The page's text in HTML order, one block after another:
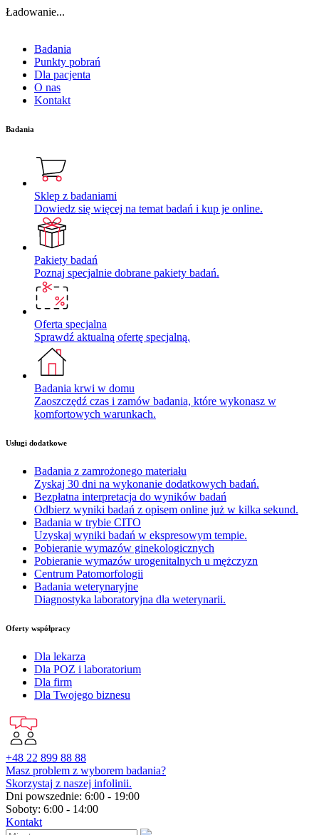
Ładowanie...
Badania
Punkty pobrań
Dla pacjenta
O nas
Kontakt
Badania
Sklep z badaniami
Dowiedz się więcej na temat badań i kup je online.
Pakiety badań
Poznaj specjalnie dobrane pakiety badań.
Oferta specjalna
Sprawdź aktualną ofertę specjalną.
Badania krwi w domu
Zaoszczędź czas i zamów badania, które wykonasz w
komfortowych warunkach.
Usługi dodatkowe
Badania z zamrożonego materiału
Zyskaj 30 dni na wykonanie dodatkowych badań.
Bezpłatna interpretacja do wyników badań
Odbierz wyniki badań z opisem online już w kilka sekund.
Badania w trybie CITO
Uzyskaj wyniki badań w ekspresowym tempie.
Pobieranie wymazów ginekologicznych
Pobieranie wymazów urogenitalnych u mężczyzn
Centrum Patomorfologii
Badania weterynaryjne
Diagnostyka laboratoryjna dla weterynarii.
Oferty współpracy
Dla lekarza
Dla POZ i laboratorium
Dla firm
Dla Twojego biznesu
+48 22 899 88 88
Masz problem z wyborem badania?
Skorzystaj z naszej infolinii.
Dni powszednie: 6:00 - 19:00
Soboty: 6:00 - 14:00
Kontakt